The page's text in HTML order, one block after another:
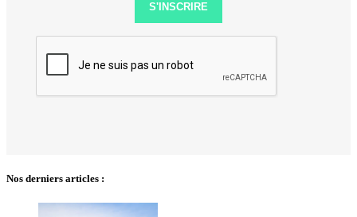
S'INSCRIRE
Nos derniers articles :